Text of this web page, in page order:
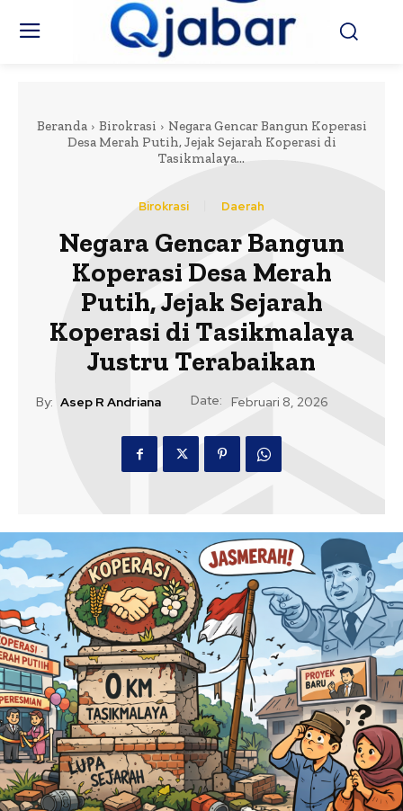
Beranda Birokrasi
Negara Gencar Bangun Koperasi
Desa Merah Putih, Jejak Sejarah Koperasi di
Tasikmalaya...
Birokrasi Daerah
Negara Gencar Bangun
Koperasi Desa Merah
Putih, Jejak Sejarah
Koperasi di Tasikmalaya
Justru Terabaikan
By: Asep R Andriana Date: Februari 8, 2026